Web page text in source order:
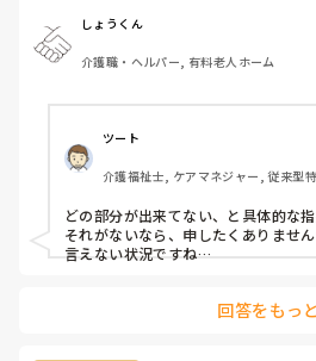
ようになりました。
今まで仕事してきた中でこんなこと
孤独になりそうで。もう仕事行くの
他の職員に比べて一生懸命に仕事
批判ばっかされる。必要ないってこ
しょうくん
介護職・ヘルパー, 有料老人ホーム
ツート
介護福祉士, ケアマネジャー, 従来型
どの部分が出来てない、と具体的な
それがないなら、申したくありませ
言えない状況ですね…
回答をもっ